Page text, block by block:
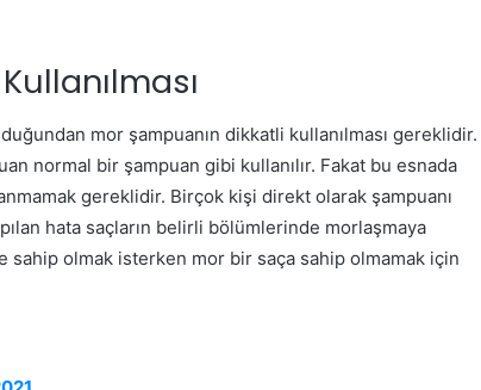
mor şampuanın dikkatli kullanılması gereklidir.
normal bir şampuan gibi kullanılır. Fakat bu esnada
gereklidir. Birçok kişi direkt olarak şampuanı
hata saçların belirli bölümlerinde morlaşmaya
olmak isterken mor bir saça sahip olmamak için